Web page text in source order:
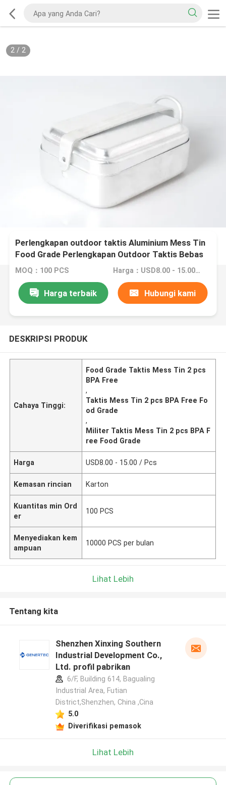
2/ 2
Perlengkapan outdoor taktis Aluminium Mess Tin
Food Grade Perlengkapan Outdoor Taktis Bebas
BPA Dengan Cover
MOQ：100 PCS Harga：USD8.00 - 15.00 / Pcs
Harga terbaik Hubungi kami
DESKRIPSI PRODUK
Cahaya Tinggi:
Food Grade Taktis Mess Tin 2 pcs
BPA Free
,
Taktis Mess Tin 2 pcs BPA Free Fo
od Grade
,
Militer Taktis Mess Tin 2 pcs BPA F
ree Food Grade
Harga USD8.00 - 15.00 / Pcs
Kemasan rincian Karton
Kuantitas min Ord
er
100 PCS
Menyediakan kem
ampuan
10000 PCS per bulan
Lihat Lebih
Tentang kita
Shenzhen Xinxing Southern
Industrial Development Co.,
Ltd. profil pabrikan
6/F, Building 614, Bagualing
Industrial Area, Futian
District,Shenzhen, China ,Cina
5.0
Diverifikasi pemasok
Lihat Lebih